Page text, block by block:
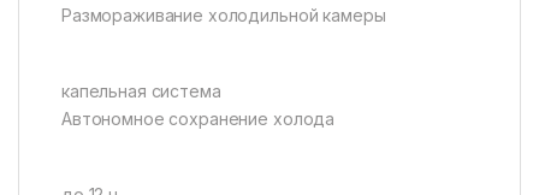
Размораживание холодильной камеры
капельная система
Автономное сохранение холода